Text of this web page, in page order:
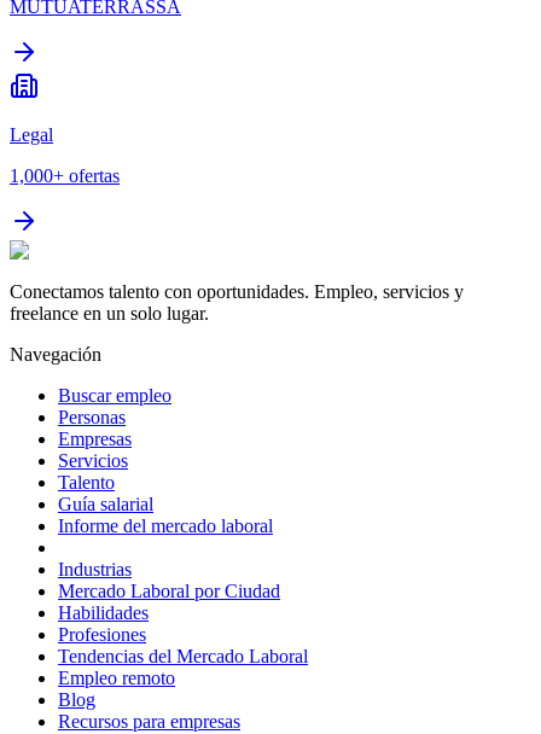
MUTUATERRASSA
Legal
1,000+ ofertas
Conectamos talento con oportunidades. Empleo, servicios y
freelance en un solo lugar.
Navegación
Buscar empleo
Personas
Empresas
Servicios
Talento
Guía salarial
Informe del mercado laboral
Industrias
Mercado Laboral por Ciudad
Habilidades
Profesiones
Tendencias del Mercado Laboral
Empleo remoto
Blog
Recursos para empresas